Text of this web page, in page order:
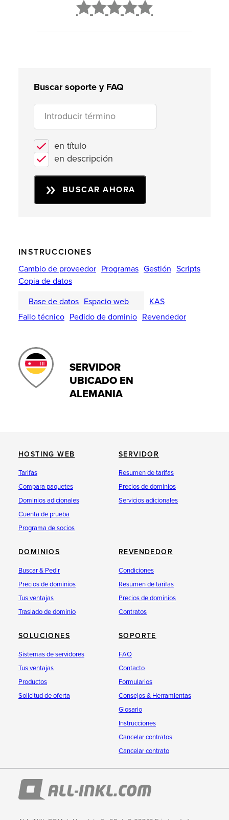
Buscar soporte y FAQ
en título
en descripción
BUSCAR AHORA
INSTRUCCIONES
Cambio de proveedor Programas Gestión Scripts
Copia de datos
Base de datos Espacio web
KAS
Fallo técnico Pedido de dominio Revendedor
SERVIDOR
UBICADO EN
ALEMANIA
HOSTING WEB
Tarifas
Compara paquetes
Dominios adicionales
Cuenta de prueba
Programa de socios
SERVIDOR
Resumen de tarifas
Precios de dominios
Servicios adicionales
DOMINIOS
Buscar & Pedir
Precios de dominios
Tus ventajas
Traslado de dominio
REVENDEDOR
Condiciones
Resumen de tarifas
Precios de dominios
Contratos
SOLUCIONES
Sistemas de servidores
Tus ventajas
Productos
Solicitud de oferta
SOPORTE
FAQ
Contacto
Formularios
Consejos & Herramientas
Glosario
Instrucciones
Cancelar contratos
Cancelar contrato